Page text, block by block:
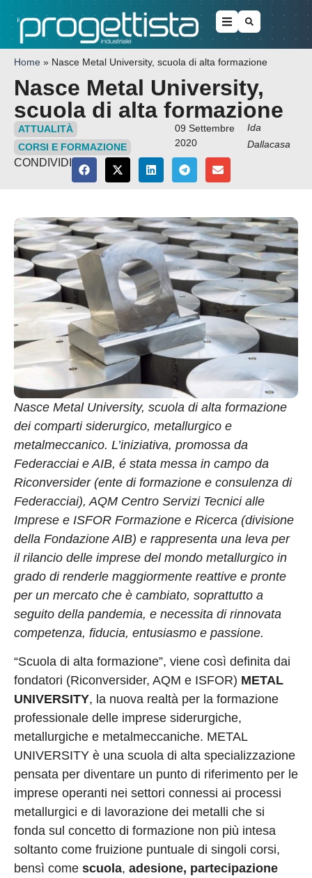
Home » Nasce Metal University, scuola di alta formazione
Nasce Metal University,
scuola di alta formazione
ATTUALITÀ
CORSI E FORMAZIONE
09 Settembre
2020
Ida
Dallacasa
CONDIVIDI
Nasce Metal University, scuola di alta formazione
dei comparti siderurgico, metallurgico e
metalmeccanico. L’iniziativa, promossa da
Federacciai e AIB, é stata messa in campo da
Riconversider (ente di formazione e consulenza di
Federacciai), AQM Centro Servizi Tecnici alle
Imprese e ISFOR Formazione e Ricerca (divisione
della Fondazione AIB) e rappresenta una leva per
il rilancio delle imprese del mondo metallurgico in
grado di renderle maggiormente reattive e pronte
per un mercato che è cambiato, soprattutto a
seguito della pandemia, e necessita di rinnovata
competenza, fiducia, entusiasmo e passione.
“Scuola di alta formazione”, viene così definita dai
fondatori (Riconversider, AQM e ISFOR) METAL
UNIVERSITY, la nuova realtà per la formazione
professionale delle imprese siderurgiche,
metallurgiche e metalmeccaniche. METAL
UNIVERSITY è una scuola di alta specializzazione
pensata per diventare un punto di riferimento per le
imprese operanti nei settori connessi ai processi
metallurgici e di lavorazione dei metalli che si
fonda sul concetto di formazione non più intesa
soltanto come fruizione puntuale di singoli corsi,
bensì come scuola, adesione, partecipazione